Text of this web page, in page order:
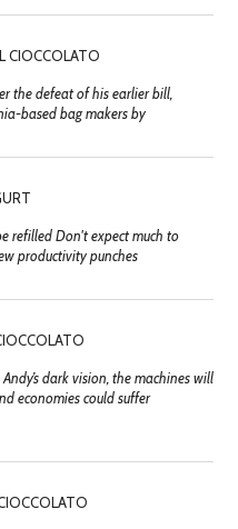
CIOCCOLATO
the defeat of his earlier bill,
based bag makers by
refilled Don't expect much to
productivity punches
dark vision, the machines will
economies could suffer